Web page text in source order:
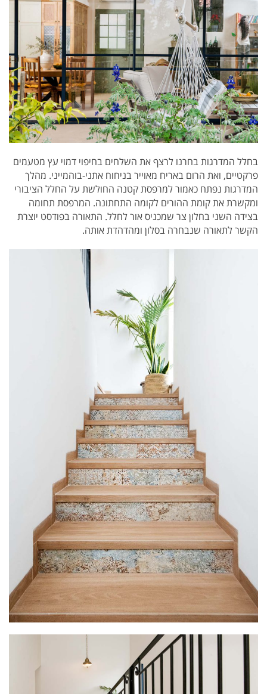
בחלל המדרגות בחרנו לרצף את השלחים בחיפוי דמוי עץ מטעמים
פרקטיים, ואת הרום באריח מאוייר בניחוח אתני-בוהמייני. מהלך
המדרגות נפתח כאמור למרפסת קטנה החולשת על החלל הציבורי
ומקשרת את קומת ההורים לקומה התחתונה. המרפסת תחומה
בצידה השני בחלון צר שמכניס אור לחלל. התאורה בפודסט יוצרת
הקשר לתאורה שנבחרה בסלון ומהדהדת אותה.